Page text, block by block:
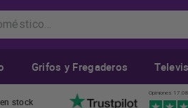
Grifos y Fregaderos
stock
Opiniones